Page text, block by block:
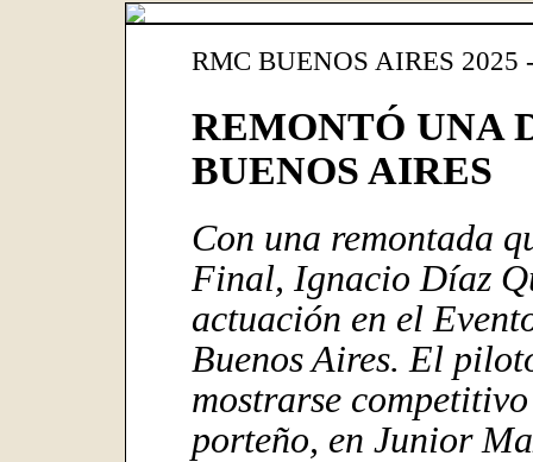
RMC BUENOS AIRES
REMONTÓ UNA
BUENOS AIRES
Con una remontada
Final, Ignacio Díaz
actuación en el
Buenos Aires. El
mostrarse
porteño, en Junior